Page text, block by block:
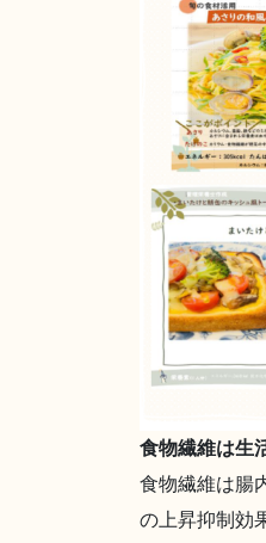
食物繊維は生
食物繊維は腸
の上昇抑制効